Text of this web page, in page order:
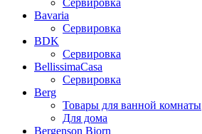
Сервировка
Bavaria
Сервировка
BDK
Сервировка
BellissimaCasa
Сервировка
Berg
Товары для ванной комнаты
Для дома
Bergenson Bjorn